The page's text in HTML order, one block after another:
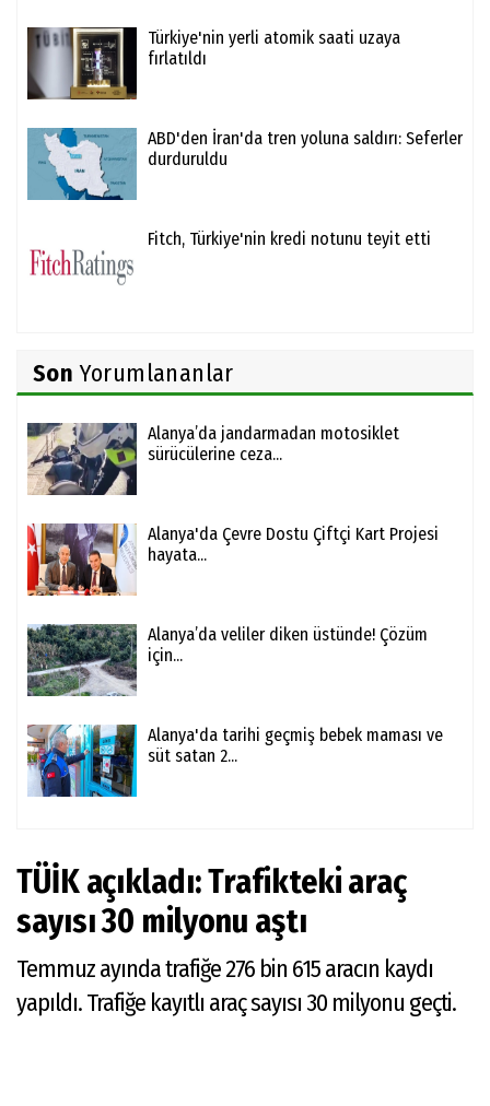
Türkiye'nin yerli atomik saati uzaya
fırlatıldı
ABD'den İran'da tren yoluna saldırı: Seferler
durduruldu
Fitch, Türkiye'nin kredi notunu teyit etti
Son Yorumlananlar
Alanya’da jandarmadan motosiklet
sürücülerine ceza...
Alanya'da Çevre Dostu Çiftçi Kart Projesi
hayata...
Alanya’da veliler diken üstünde! Çözüm
için...
Alanya'da tarihi geçmiş bebek maması ve
süt satan 2...
TÜİK açıkladı: Trafikteki araç
sayısı 30 milyonu aştı
Temmuz ayında trafiğe 276 bin 615 aracın kaydı
yapıldı. Trafiğe kayıtlı araç sayısı 30 milyonu geçti.